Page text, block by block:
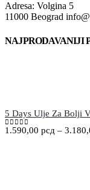
Adresa: Volgina 5
11000 Beograd
NAJPRODAVANIJI
5 Days Ulje Za Bolji
0out of 5
1.590,00 рсд –